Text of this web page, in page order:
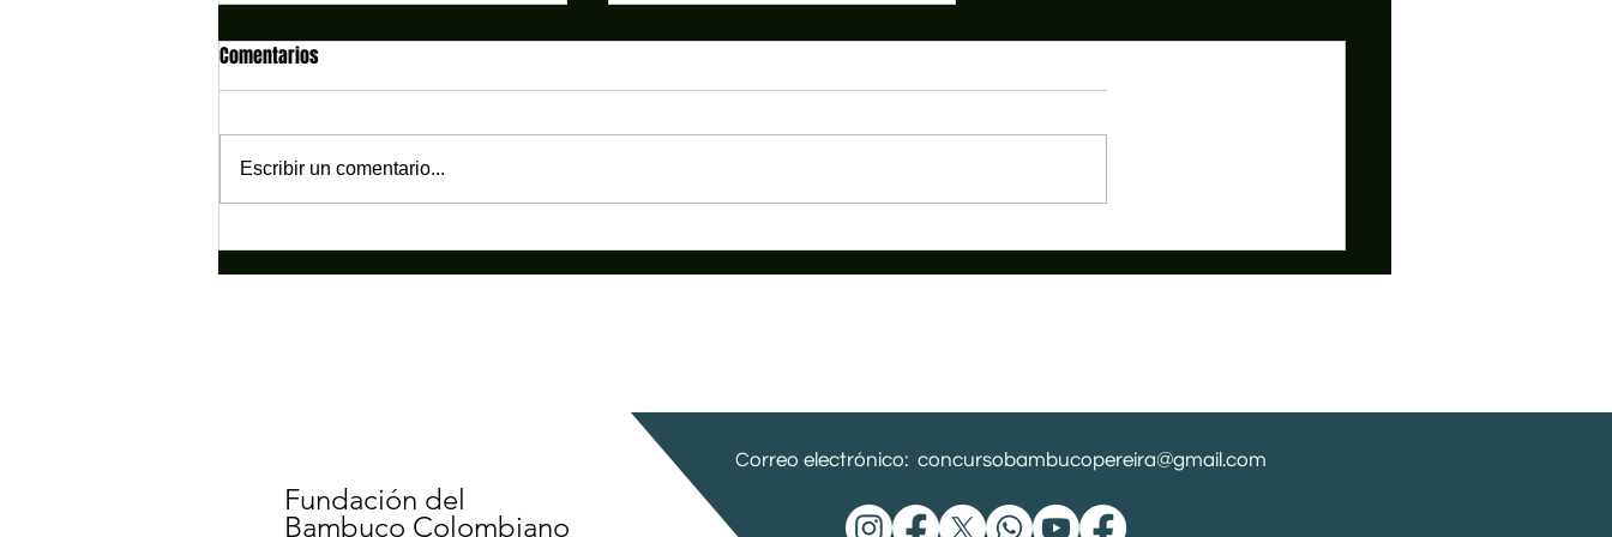
¡EL BAMBUCO ESTÁ MÁS VIVO QUE
NUNCA!
MOMENTO PARA COMPARTIR CON LA
FAMILIA BAMBUQUERA
Comentarios
Escribir un comentario...
Fundación del
Bambuco Colombiano
Correo electrónico: concursobambucopereira@gmail.com